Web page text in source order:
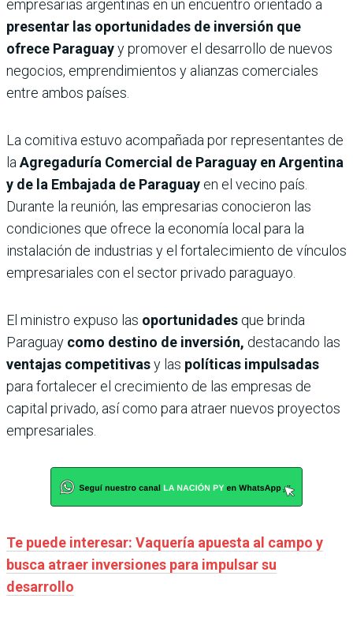
empresarias argentinas en un encuentro orientado a
presentar las oportunidades de inversión que
ofrece Paraguayy promover el desarrollo de nuevos
negocios, emprendimientos y alianzas comerciales
entre ambos países.
La comitiva estuvo acompañada por representantes de
la Agregaduría Comercial de Paraguay en Argentina
y de la Embajada de Paraguay en el vecino país.
Durante la reunión, las empresarias conocieron las
condiciones que ofrece la economía local para la
instalación de industrias y el fortalecimiento de vínculos
empresariales con el sector privado paraguayo.
El ministro expuso las oportunidades que brinda
Paraguay como destino de inversión, destacando las
ventajas competitivasy las políticas impulsadas
para fortalecer el crecimiento de las empresas de
capital privado, así como para atraer nuevos proyectos
empresariales.
Te puede interesar: Vaquería apuesta al campo y
busca atraer inversiones para impulsar su
desarrollo